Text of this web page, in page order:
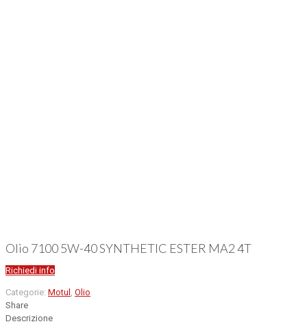
Olio 7100 5W-40 SYNTHETIC ESTER MA2 4T
Richiedi info
Categorie: Motul
Olio
Share
Descrizione